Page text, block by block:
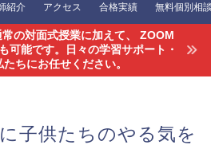
紹介 アクセス 合格実績 無料個別相
の対面式授業に加えて、 ZOOM
可能です。日々の学習サポート・
ちにお任せください。
子供たちのやる気を